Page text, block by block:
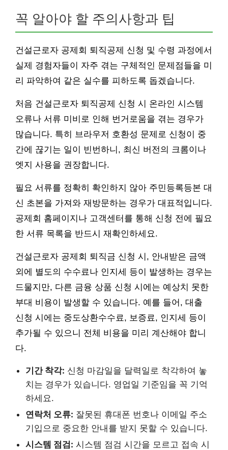
꼭 알아야 할 주의사항과 팁
건설근로자 공제회 퇴직공제 신청 및 수령 과정에서
실제 경험자들이 자주 겪는 구체적인 문제점들을 미
리 파악하여 같은 실수를 피하도록 돕겠습니다.
처음 건설근로자 퇴직공제 신청 시 온라인 시스템
오류나 서류 미비로 인해 번거로움을 겪는 경우가
많습니다. 특히 브라우저 호환성 문제로 신청이 중
간에 끊기는 일이 빈번하니, 최신 버전의 크롬이나
엣지 사용을 권장합니다.
필요 서류를 정확히 확인하지 않아 주민등록등본 대
신 초본을 가져와 재방문하는 경우가 대표적입니다.
공제회 홈페이지나 고객센터를 통해 신청 전에 필요
한 서류 목록을 반드시 재확인하세요.
건설근로자 공제회 퇴직금 신청 시, 안내받은 금액
외에 별도의 수수료나 인지세 등이 발생하는 경우는
드물지만, 다른 금융 상품 신청 시에는 예상치 못한
부대 비용이 발생할 수 있습니다. 예를 들어, 대출
신청 시에는 중도상환수수료, 보증료, 인지세 등이
추가될 수 있으니 전체 비용을 미리 계산해야 합니
다.
기간 착각: 신청 마감일을 달력일로 착각하여 놓
치는 경우가 있습니다. 영업일 기준임을 꼭 기억
하세요.
연락처 오류: 잘못된 휴대폰 번호나 이메일 주소
기입으로 중요한 안내를 받지 못할 수 있습니다.
시스템 점검: 시스템 점검 시간을 모르고 접속 시